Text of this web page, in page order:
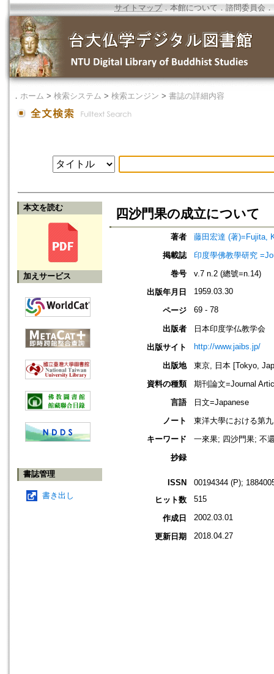
サイトマップ．本館について ． 諮問委員会 ．
． ホーム > 検索システム > 検索エンジン > 書誌の詳細内容
本文を読む
加えサービス
書誌管理
書き出し
四沙門果の成立について
著者
藤田宏達 (著)=Fujita,
掲載誌
印度學佛教學研究
巻号
v.7 n.2 (總號=n.14)
出版年月日
1959.03.30
ページ 69 - 78
出版者
日本印度学仏教学会
出版サイト
http://www.jaibs.jp/
出版地
東京, 日本 [Tokyo,
資料の種類
期刊論文=Journal
言語
日文=Japanese
ノート
東洋大學における第
キーワード
一來果; 四沙門果; 不
抄録
ISSN
00194344 (P);
ヒット数
515
作成日 2002.03.01
更新日期 2018.04.27